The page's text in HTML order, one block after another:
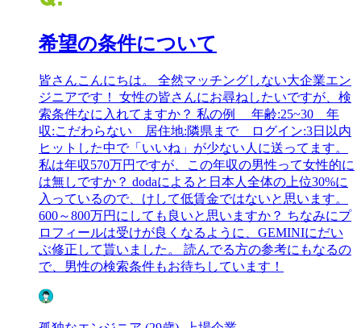
希望の条件について
皆さんこんにちは。 全然マッチングしない大企業エン
ジニアです！ 女性の皆さんにお尋ねしたいですが、検
索条件なに入れてますか？ 私の例 年齢:25~30 年
収:こだわらない 居住地:隣県まで ログイン:3日以内
ヒットした中で「いいね」が少ない人に送ってます。
私は年収570万円ですが、この年収の男性って女性的に
は無しですか？ dodaによると日本人全体の上位30%に
入っているので、けして低賃金ではないと思います。
600～800万円にしても良いと思いますか？ ちなみにプ
ロフィールは受けが良くなるように、GEMINIにだい
ぶ修正して貰いました。 読んでる方の参考にもなるの
で、男性の検索条件もお待ちしています！